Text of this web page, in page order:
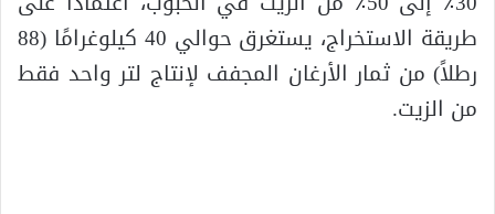
طريقة الاستخراج، يستغرق حوالي 40 كيلوغرامًا (88
رطلاً) من ثمار الأرغان المجفف لإنتاج لتر واحد فقط
من الزيت.